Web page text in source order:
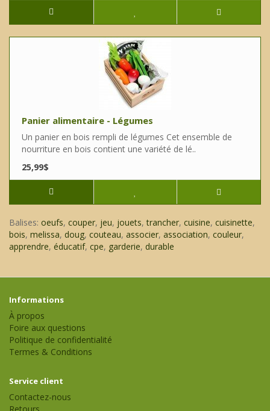
Panier alimentaire - Légumes
Un panier en bois rempli de légumes Cet ensemble de
nourriture en bois contient une variété de lé..
25,99$
Balises: oeufs, couper, jeu, jouets,trancher, cuisine, cuisinette,
bois, melissa, doug, couteau, associer, association, couleur,
apprendre, éducatif, cpe, garderie, durable
Informations
À propos
Foire aux questions
Politique de confidentialité
Termes & Conditions
Service client
Contactez-nous